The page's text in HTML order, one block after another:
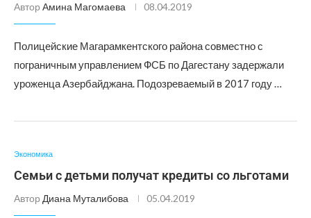
Автор Амина Магомаева 08.04.2019
Полицейские Магарамкентского района совместно с
пограничным управлением ФСБ по Дагестану задержали
уроженца Азербайджана. Подозреваемый в 2017 году …
Экономика
Семьи с детьми получат кредиты со льготами
Автор Диана Муталибова 05.04.2019